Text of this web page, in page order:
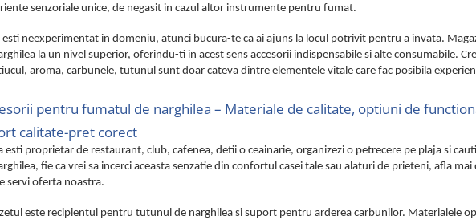
senzoriale unice, de negasit in cazul altor instrumente pentru fumat.
esti neexperimentat in domeniu, atunci bucura-te ca ai ajuns la locul potrivit pentru a invata.
la un nivel superior, oferindu-ti in acest sens accesorii indispensabile si alte consumabile.
aroma, carbunele, tutunul sunt doar cateva dintre elementele vitale care fac posibila
pentru fumatul de narghilea – Materiale de calitate, optiuni de
calitate-pret corect
esti proprietar de restaurant, club, cafenea, detii o ceainarie, organizezi o petrecere pe plaja si
fie ca vrei sa incerci aceasta senzatie din confortul casei tale sau alaturi de prieteni, afla
servi oferta noastra.
este recipientul pentru tutunul de narghilea si suport pentru arderea carbunilor. Materialele